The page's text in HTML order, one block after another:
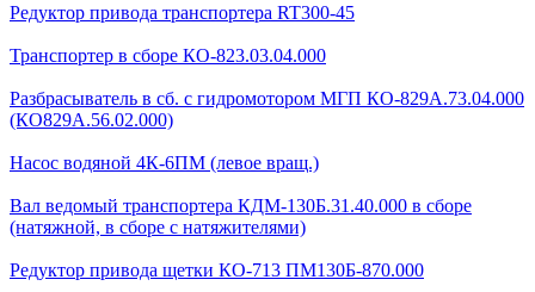
Редуктор привода транспортера RT300-45
Транспортер в сборе КО-823.03.04.000
Разбрасыватель в сб. с гидромотором МГП КО-829А.73.04.000
(КО829А.56.02.000)
Насос водяной 4К-6ПМ (левое вращ.)
Вал ведомый транспортера КДМ-130Б.31.40.000 в сборе
(натяжной, в сборе с натяжителями)
Редуктор привода щетки КО-713 ПМ130Б-870.000